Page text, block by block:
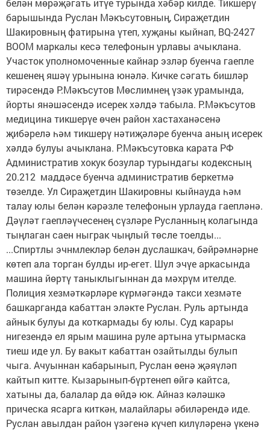
белән мөрәҗәгать итүе турында хәбәр килде. Тикшерү
барышында Руслан Мәкъсутовның, Сираҗетдин
Шакировның фатирына үтеп, хуҗаны кыйнап, BQ-2427
BOOM маркалы кесә телефонын урлавы ачыклана.
Участок уполномоченные кайнар эзләр буенча гаепле
кешенең яшәү урынына юнәлә. Кичке сәгать бишләр
тирәсендә Р.Мәкъсутов Мөслимнең үзәк урамында,
йорты янәшәсендә исерек хәлдә табыла. Р.Мәкъсутов
медицина тикшерүе өчен район хастаханәсенә
җибәрелә һәм тикшерү нәтиҗәләре буенча аның исерек
хәлдә булуы ачыклана. Р.Мәкъсутовка карата РФ
Административ хокук бозулар турындагы кодексның
20.212 маддәсе буенча административ беркетмә
төзелде. Ул Сираҗетдин Шакировны кыйнауда һәм
талау юлы белән кәрәзле телефонын урлауда гаепләнә.
Дәүләт гаепләүчесенең сүзләре Русланның колагында
тыңлаган саен ныграк чыңлый төсле тоелды...
...Спиртлы эчнмлекләр белән дуслашкач, бәйрәмнәрне
көтеп ала торган булды ир-егет. Шул эчүе аркасында
машина йөртү таныклыгыннан да мәхрүм ителде.
Полиция хезмәткәрләре күрмәгәндә такси хезмәте
башкарганда кабаттан эләкте Руслан. Руль артында
айнык булуы да коткармады бу юлы. Суд карары
нигезендә ел ярым машина руле артына утырмаска
тиеш иде ул. Бу вакыт кабаттан озайтылды булып
чыга. Ачуыннан кабарынып, Руслан өенә җәяүләп
кайтып китте. Кызарынып-бүртенеп өйгә кайтса,
хатыны да, балалар да өйдә юк. Айназ кәләшкә
прическа ясарга киткән, малайлары әбиләрендә иде.
Руслан авылдан район үзәгенә күчеп килүләренә үкенә